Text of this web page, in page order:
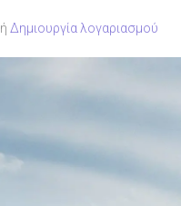
ή Δημιουργία λογαριασμού